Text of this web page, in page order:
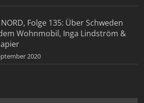
NORD, Folge 135: Über Schweden
Wohnmobil, Inga Lindström &
2020